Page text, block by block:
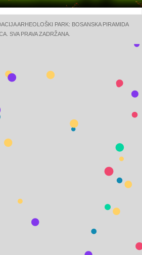
ARHEOLOŠKI PARK: BOSANSKA PIRAMIDA
SVA PRAVA ZADRŽANA.